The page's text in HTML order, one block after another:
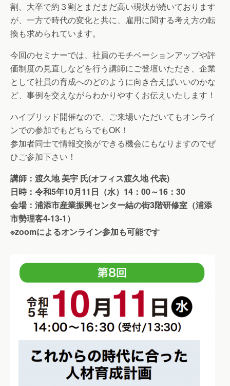
割、大卒で約３割とまだまだ高い現状が続いております
が、一方で時代の変化と共に、雇用に関する考え方の転
換も求められています。
今回のセミナーでは、社員のモチベーションアップや評
価制度の見直しなどを行う講師にご登壇いただき、企業
として社員の育成へのどのように向き合えばいいのかな
ど、事例を交えながらわかりやすくお伝えいたします！
ハイブリッド開催なので、ご来場いただいてもオンライ
ンでの参加でもどちらでもOK！
参加者同士で情報交換ができる機会にもなりますのでぜ
ひご参加下さい！
講師：渡久地 美宇 氏(オフィス渡久地 代表)
日時：令和5年10月11日（水）14：00～16：30
会場：浦添市産業振興センター結の街3階研修室（浦添
市勢理客4-13-1）
※zoomによるオンライン参加も可能です